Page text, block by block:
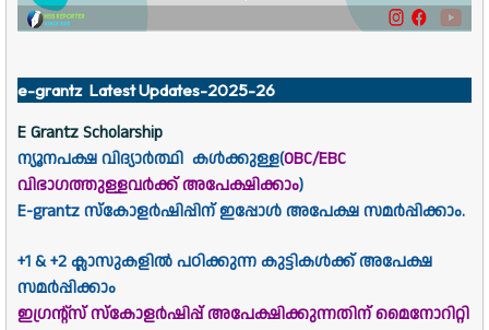
e-grantz Latest Updates-2025-26
E Grantz Scholarship
ന്യൂനപക്ഷ വിദ്യാർത്ഥി കൾക്കുള്ള(OBC/EBC
വിഭാഗത്തുള്ളവർക്ക് അപേക്ഷിക്കാം)
E-grantz സ്കോളർഷിപ്പിന് ഇപ്പോൾ അപേക്ഷ സമർപ്പിക്കാം.
+1 & +2 ക്ലാസുകളിൽ പഠിക്കുന്ന കുട്ടികൾക്ക് അപേക്ഷ
സമർപ്പിക്കാം
ഇഗ്രൻ്റ്സ് സ്കോളർഷിപ്പ് അപേക്ഷിക്കുന്നതിന് മൈനോറിറ്റി